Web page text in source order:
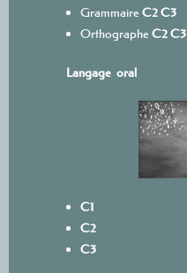
Grammaire C2C3
Orthographe C2C3
Langage oral
C1
C2
C3